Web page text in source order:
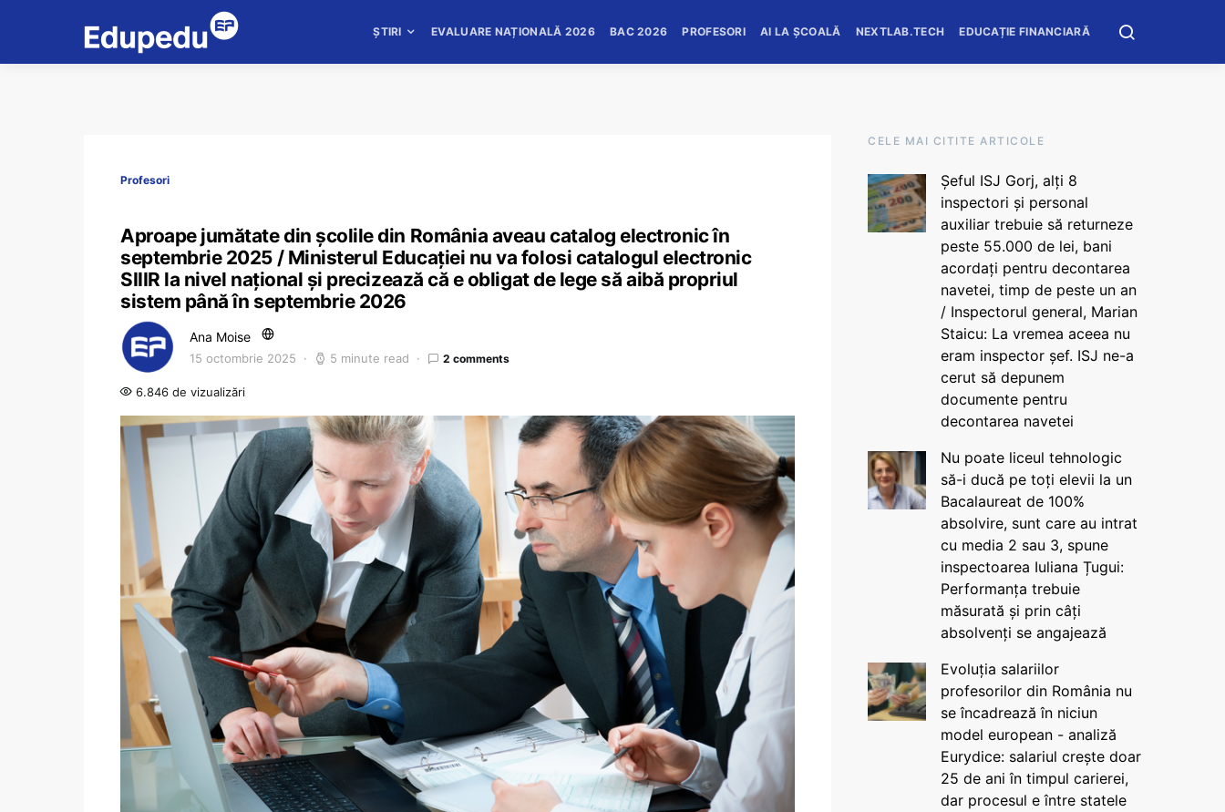
ȘTIRI EVALUARE NAȚIONALĂ 2026 BAC 2026 PROFESORI AI LA ȘCOALĂ NEXTLAB.TECH EDUCAȚIE FINANCIARĂ
Profesori
Aproape jumătate din școlile din România aveau catalog electronic în
septembrie 2025 / Ministerul Educației nu va folosi catalogul electronic
SIIIR la nivel național și precizează că e obligat de lege să aibă propriul
sistem până în septembrie 2026
Ana Moise
15 octombrie 2025 5 minute read 2 comments
6.846 de vizualizări
CELE MAI CITITE ARTICOLE
Șeful ISJ Gorj, alți 8
inspectori și personal
auxiliar trebuie să returneze
peste 55.000 de lei, bani
acordați pentru decontarea
navetei, timp de peste un an
/ Inspectorul general, Marian
Staicu: La vremea aceea nu
eram inspector șef. ISJ ne-a
cerut să depunem
documente pentru
decontarea navetei
Nu poate liceul tehnologic
să-i ducă pe toți elevii la un
Bacalaureat de 100%
absolvire, sunt care au intrat
cu media 2 sau 3, spune
inspectoarea Iuliana Țugui:
Performanța trebuie
măsurată și prin câți
absolvenți se angajează
Evoluția salariilor
profesorilor din România nu
se încadrează în niciun
model european - analiză
Eurydice: salariul crește doar
25 de ani în timpul carierei,
dar procesul e între statele